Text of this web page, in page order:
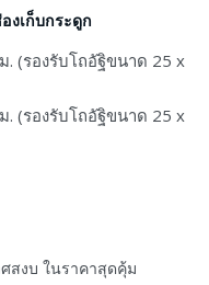
งเก็บกระดูก
(รองรับโถอัฐิขนาด 25 x
(รองรับโถอัฐิขนาด 25 x
สงบ ในราคาสุดคุ้ม